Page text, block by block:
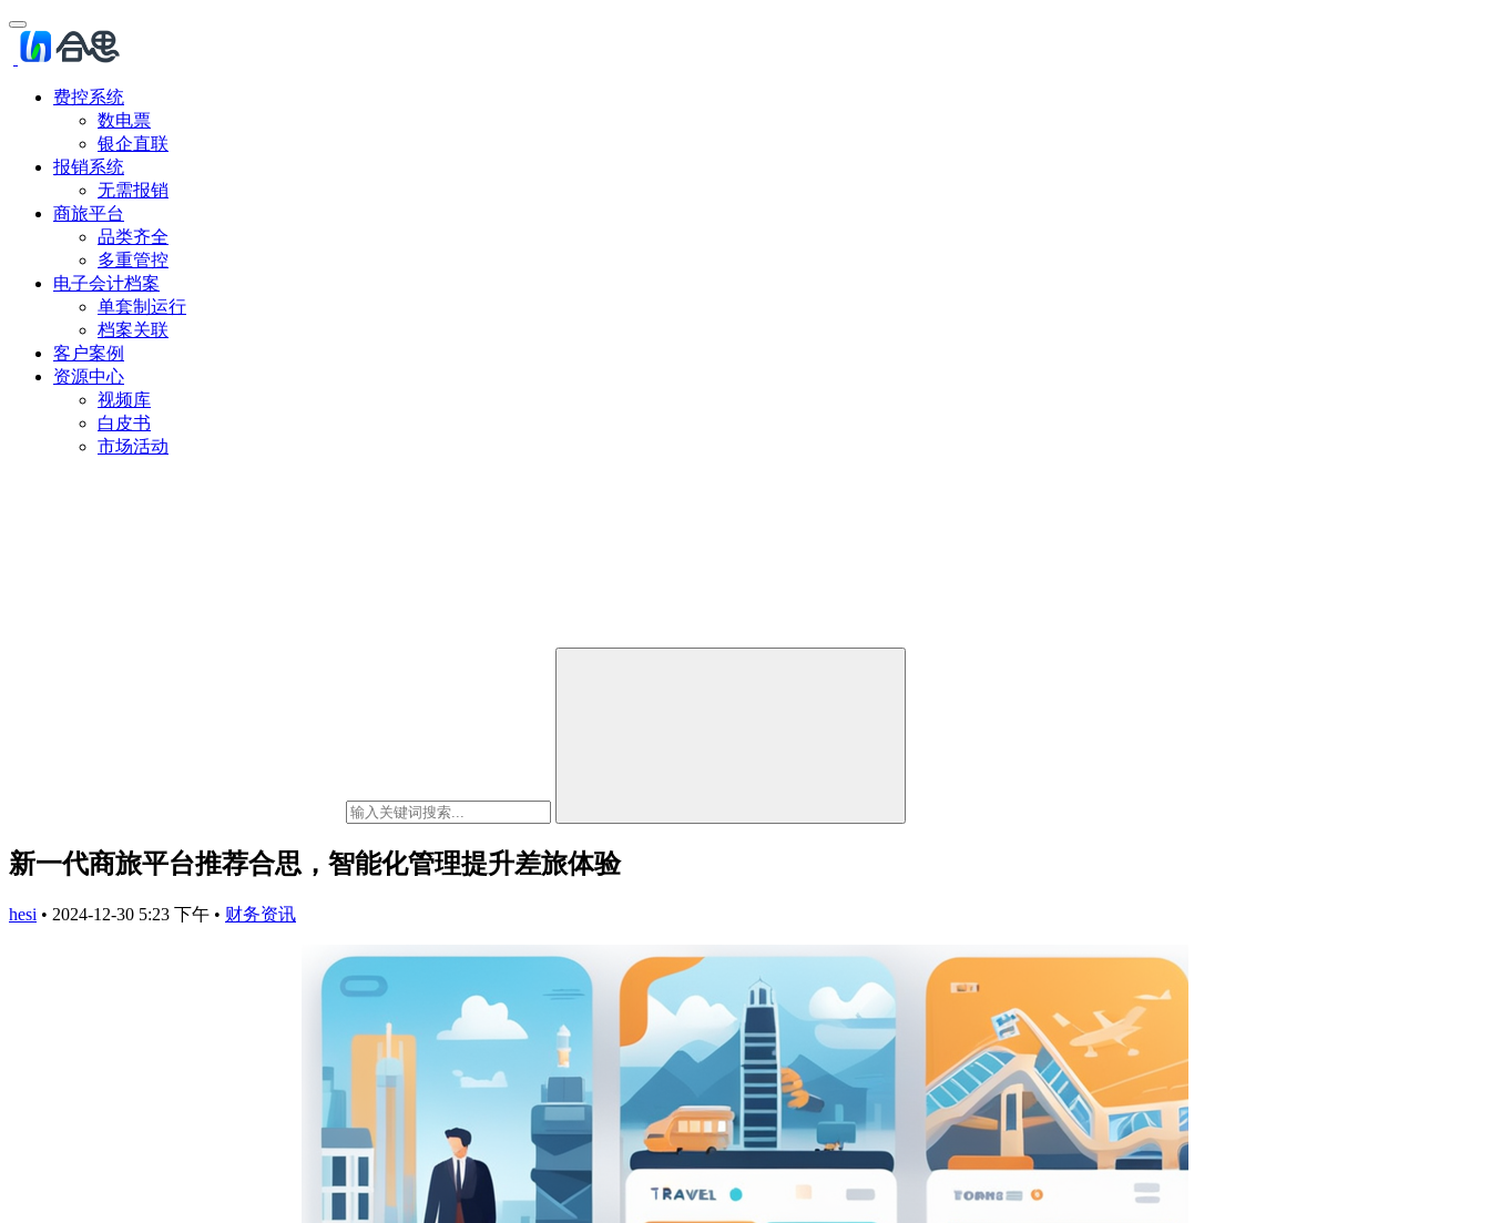
费控系统
数电票
银企直联
报销系统
无需报销
商旅平台
品类齐全
多重管控
电子会计档案
单套制运行
档案关联
客户案例
资源中心
视频库
白皮书
市场活动
新一代商旅平台推荐合思，智能化管理提升差旅体验
hesi • 2024-12-30 5:23 下午 • 财务资讯